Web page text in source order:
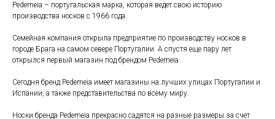
Pedemeia – португальская марка, которая ведет свою историю
производства носков с 1966 года.
Семейная компания открыла предприятие по производству носков в
городе Брага на самом севере Португалии. А спустя еще пару лет
открылся первый магазин под брендом Pedemeia.
Сегодня бренд Pedemeia имеет магазины на лучших улицах Португалии и
Испании, а также представительства по всему миру.
Носки бренда Pedemeia прекрасно садятся на разные размеры за счет